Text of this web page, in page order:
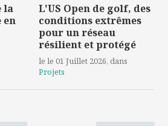
la
en
L'US Open de golf, des
conditions extrêmes
pour un réseau
résilient et protégé
le le 01 Juillet 2026, dans
Projets